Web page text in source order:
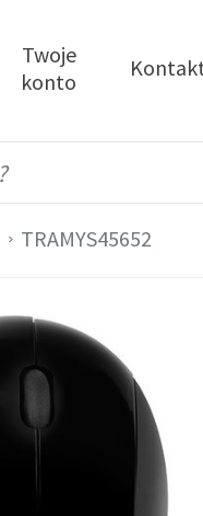
Twoje
konto
TRAMYS45652